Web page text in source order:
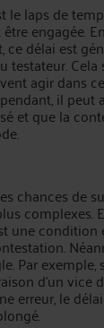
le laps de
engagée.
délai est
testateur.
agir dans
il peut
et que la
chances de
complexes.
une condition
Par exemple,
d'un vice
erreur, le